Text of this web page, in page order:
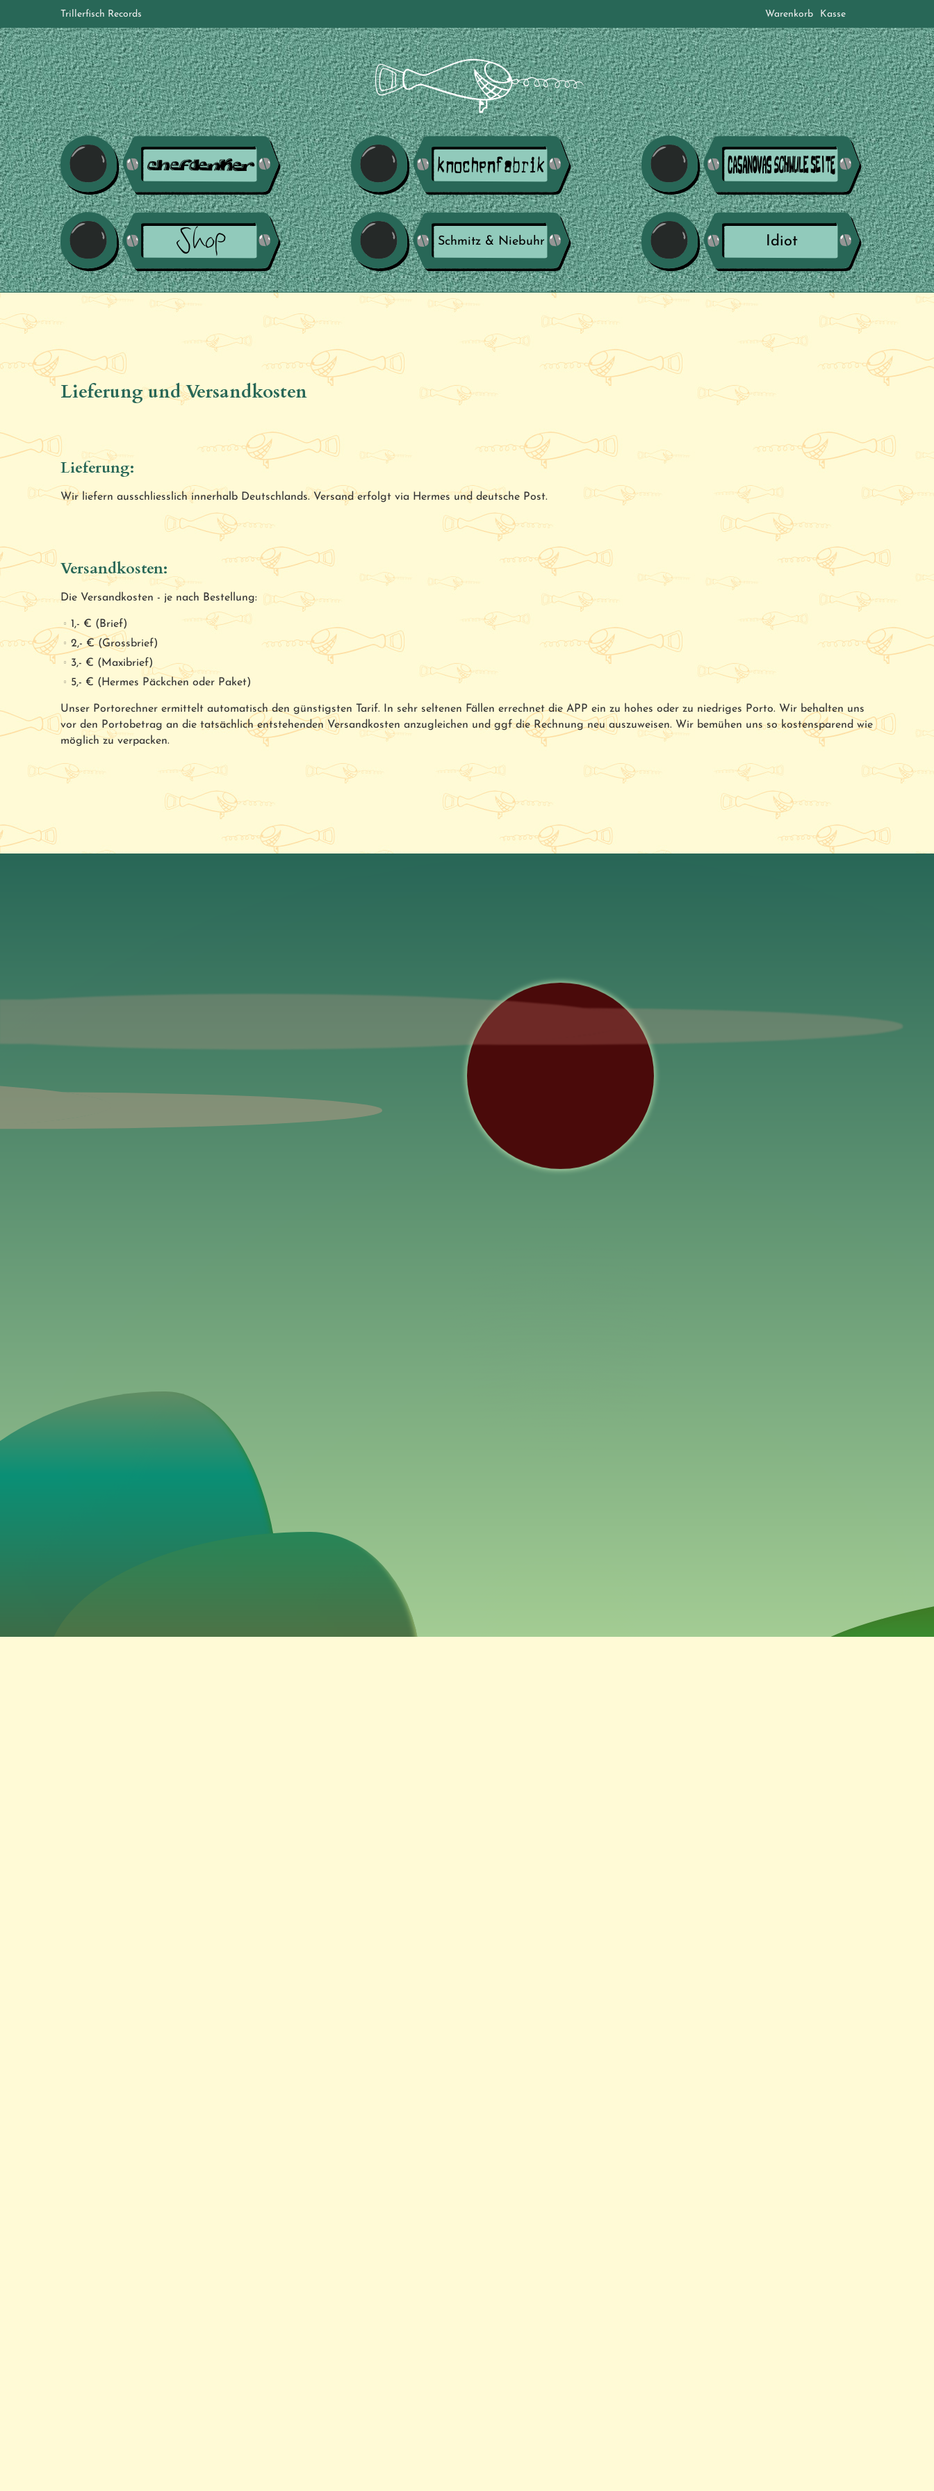
Trillerfisch Records Warenkorb Kasse
Schmitz & Niebuhr Idiot
Lieferung und Versandkosten
Lieferung:
Wir liefern ausschliesslich innerhalb Deutschlands. Versand erfolgt via Hermes und deutsche Post.
Versandkosten:
Die Versandkosten - je nach Bestellung:
1,- € (Brief)
2,- € (Grossbrief)
3,- € (Maxibrief)
5,- € (Hermes Päckchen oder Paket)
Unser Portorechner ermittelt automatisch den günstigsten Tarif. In sehr seltenen Fällen errechnet die APP ein zu hohes oder zu niedriges Porto. Wir behalten uns
vor den Portobetrag an die tatsächlich entstehenden Versandkosten anzugleichen und ggf die Rechnung neu auszuweisen. Wir bemühen uns so kostensparend wie
möglich zu verpacken.